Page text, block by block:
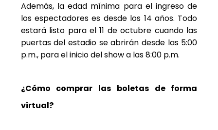
Además, la edad mínima para el ingreso de
los espectadores es desde los 14 años. Todo
estará listo para el 11 de octubre cuando las
puertas del estadio se abrirán desde las 5:00
p.m., para el inicio del show a las 8:00 p.m.
¿Cómo comprar las boletas de forma
virtual?